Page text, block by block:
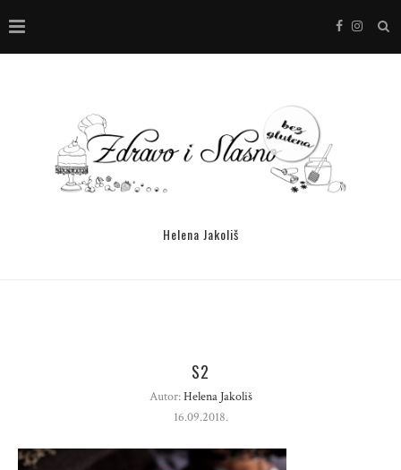
Helena Jakoliš
S2
Autor:Helena Jakoliš
16.09.2018.